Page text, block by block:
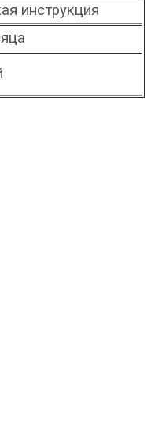
инструкция